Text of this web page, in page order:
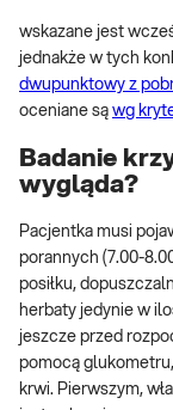
wskazane jest
jednakże w tych
dwupunktowy z
oceniane są wg
Badanie
wygląda?
Pacjentka musi
porannych (7.00-
posiłku,
herbaty jedynie w
jeszcze przed
pomocą
krwi. Pierwszym,